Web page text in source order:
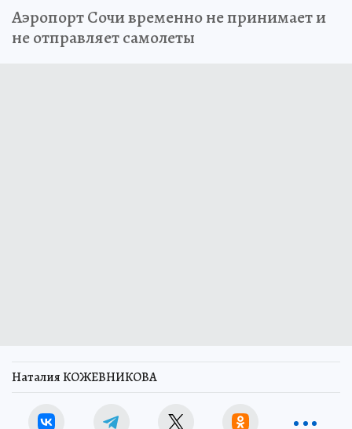
Аэропорт Сочи временно не принимает и
не отправляет самолеты
Наталия КОЖЕВНИКОВА